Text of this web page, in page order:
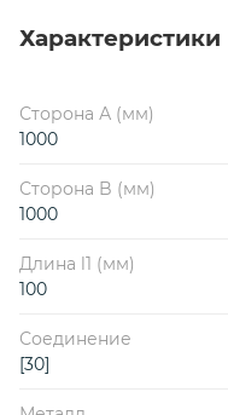
Характеристики
Сторона А (мм)
1000
Сторона B (мм)
1000
Длина l1 (мм)
100
Соединение
[30]